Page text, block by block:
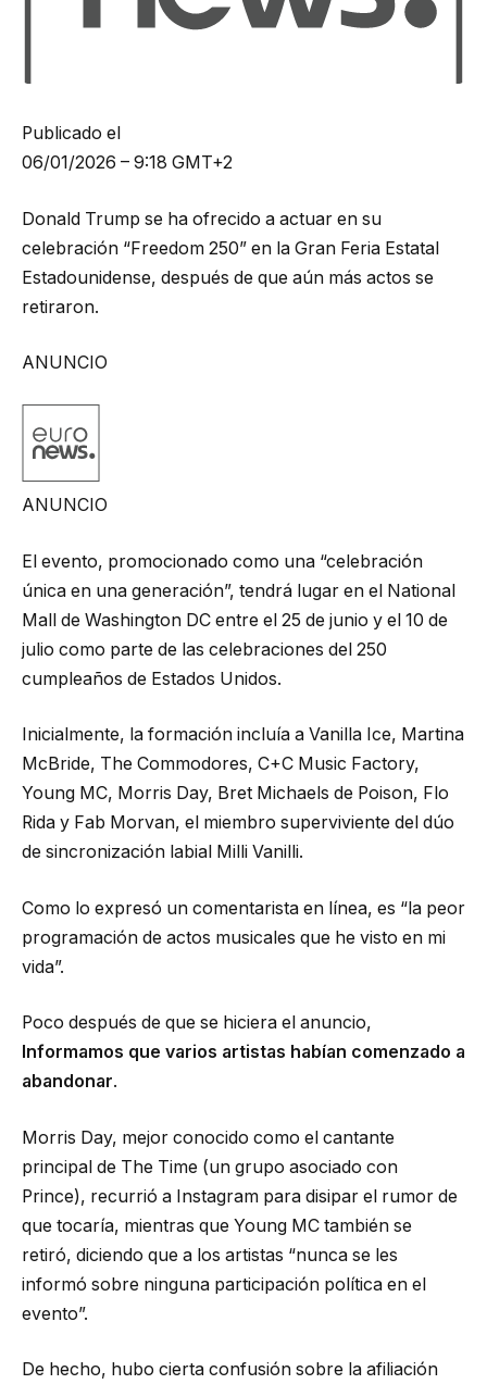
Publicado el
06/01/2026 – 9:18 GMT+2
Donald Trump se ha ofrecido a actuar en su
celebración “Freedom 250” en la Gran Feria Estatal
Estadounidense, después de que aún más actos se
retiraron.
ANUNCIO
ANUNCIO
El evento, promocionado como una “celebración
única en una generación”, tendrá lugar en el National
Mall de Washington DC entre el 25 de junio y el 10 de
julio como parte de las celebraciones del 250
cumpleaños de Estados Unidos.
Inicialmente, la formación incluía a Vanilla Ice, Martina
McBride, The Commodores, C+C Music Factory,
Young MC, Morris Day, Bret Michaels de Poison, Flo
Rida y Fab Morvan, el miembro superviviente del dúo
de sincronización labial Milli Vanilli.
Como lo expresó un comentarista en línea, es “la peor
programación de actos musicales que he visto en mi
vida”.
Poco después de que se hiciera el anuncio,
Informamos que varios artistas habían comenzado a
abandonar.
Morris Day, mejor conocido como el cantante
principal de The Time (un grupo asociado con
Prince), recurrió a Instagram para disipar el rumor de
que tocaría, mientras que Young MC también se
retiró, diciendo que a los artistas “nunca se les
informó sobre ninguna participación política en el
evento”.
De hecho, hubo cierta confusión sobre la afiliación